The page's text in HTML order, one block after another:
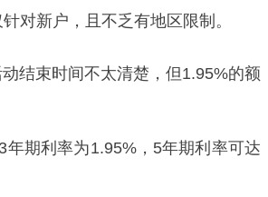
对新户，且不乏有地区限制。
结束时间不太清楚，但1.95%的额
期利率为1.95%，5年期利率可达